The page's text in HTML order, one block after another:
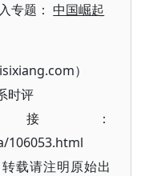
专题：中国崛起
）
时评
：
106053.html
载请注明原始出